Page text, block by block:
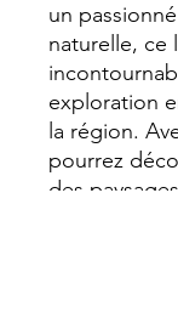
un
naturelle, ce
exploration
la région.
pourrez
des